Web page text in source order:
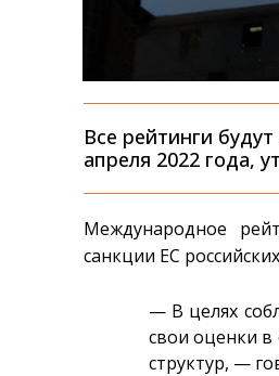
Все рейтинги
апреля 2022 года,
Международное
санкции ЕС
— В целях
свои оценки в
структур, —